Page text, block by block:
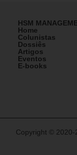
HSM
Home
Colunistas
Dossiês
Artigos
Eventos
E-books
Copyright © 2020-